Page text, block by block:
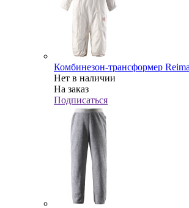
Комбинезон-трансформер
Нет в наличии
На заказ
Подписаться